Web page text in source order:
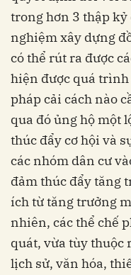
trong hơn 3 thập
nghiệm xây dựng
có thể rút ra được
hiện được quá
pháp cải cách nào
qua đó ủng hộ một
thúc đẩy cơ hội và
các nhóm dân cư
đảm thúc đẩy tăng
ích từ tăng trưởng
nhiên, các thể chế
quát, vừa tùy
lịch sử, văn hóa,